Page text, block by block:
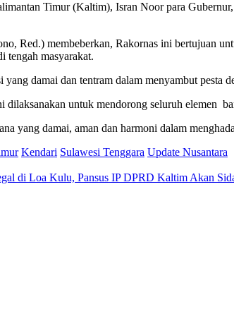
Timur (Kaltim), Isran Noor para
Red.) membeberkan, Rakornas ini bertujuan
tengah masyarakat.
yang damai dan tentram dalam menyambut
dilaksanakan untuk mendorong seluruh elemen
yang damai, aman dan harmoni dalam
Kendari Sulawesi Tenggara Update Nusantara
di Loa Kulu, Pansus IP DPRD Kaltim Akan